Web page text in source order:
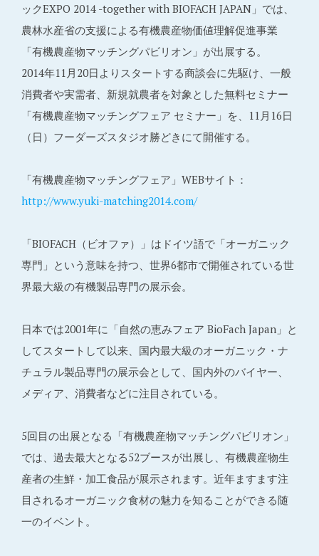
ックEXPO 2014 -together with BIOFACH JAPAN」では、
農林水産省の支援による有機農産物価値理解促進事業
「有機農産物マッチングパビリオン」が出展する。
2014年11月20日よりスタートする商談会に先駆け、一般
消費者や実需者、新規就農者を対象とした無料セミナー
「有機農産物マッチングフェア セミナー」を、11月16日
（日）フーダーズスタジオ勝どきにて開催する。
「有機農産物マッチングフェア」WEBサイト：
http://www.yuki-matching2014.com/
「BIOFACH（ビオファ）」はドイツ語で「オーガニック
専門」という意味を持つ、世界6都市で開催されている世
界最大級の有機製品専門の展示会。
日本では2001年に「自然の恵みフェア BioFach Japan」と
してスタートして以来、国内最大級のオーガニック・ナ
チュラル製品専門の展示会として、国内外のバイヤー、
メディア、消費者などに注目されている。
5回目の出展となる「有機農産物マッチングパビリオン」
では、過去最大となる52ブースが出展し、有機農産物生
産者の生鮮・加工食品が展示されます。近年ますます注
目されるオーガニック食材の魅力を知ることができる随
一のイベント。